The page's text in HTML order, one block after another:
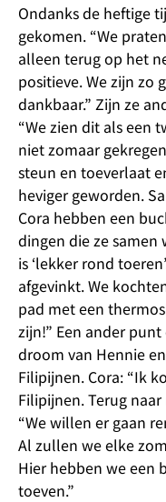
Ondanks de heftige
gekomen. “We
alleen terug op het
positieve. We zijn zo
dankbaar.” Zijn ze
“We zien dit als een
niet zomaar
steun en toeverlaat
heviger geworden.
Cora hebben een
dingen die ze
is ‘lekker rond
afgevinkt. We
pad met een
zijn!” Een ander
droom van Hennie
Filipijnen. Cora: “Ik
Filipijnen. Terug
“We willen er gaan
Al zullen we elke
Hier hebben we een
toeven.”